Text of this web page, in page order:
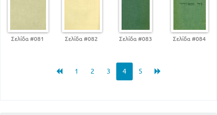
Σελίδα #081 Σελίδα #082 Σελίδα #083 Σελίδα #084
1 2 3 4 5